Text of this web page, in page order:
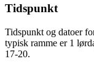
Tidspunkt
Tidspunkt og datoer
typisk ramme er 1
17-20.